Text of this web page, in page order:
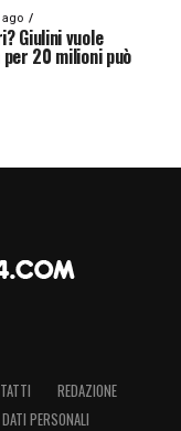
Giulini vuole
20 milioni può
REDAZIONE
PERSONALI